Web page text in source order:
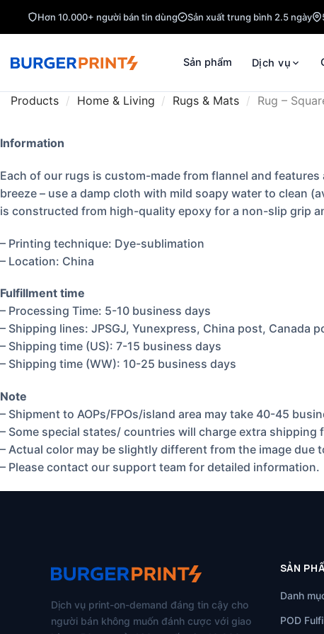
Hơn 10.000+ người bán tin dùng Sản xuất trung bình 2.5 ngày
Sản phẩm Dịch vụ
Products / Home & Living / Rugs & Mats / Rug –
Information
Each of our rugs is custom-made from flannel and
breeze – use a damp cloth with mild soapy water to clean
is constructed from high-quality epoxy for a non-slip grip
– Printing technique: Dye-sublimation
– Location: China
Fulfillment time
– Processing Time: 5-10 business days
– Shipping lines: JPSGJ, Yunexpress, China post, Canada
– Shipping time (US): 7-15 business days
– Shipping time (WW): 10-25 business days
Note
– Shipment to AOPs/FPOs/island area may take 40-45
– Some special states/ countries will charge extra shipping
– Actual color may be slightly different from the image
– Please contact our support team for detailed information.
Dịch vụ print-on-demand đáng tin cậy cho
người bán không muốn đánh cược với giao
SẢN
Danh
POD